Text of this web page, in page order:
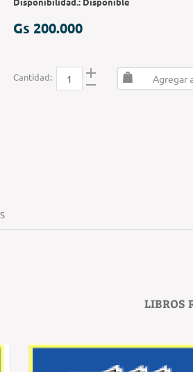
Gs 200.000
Cantidad: Agregar
LIBROS